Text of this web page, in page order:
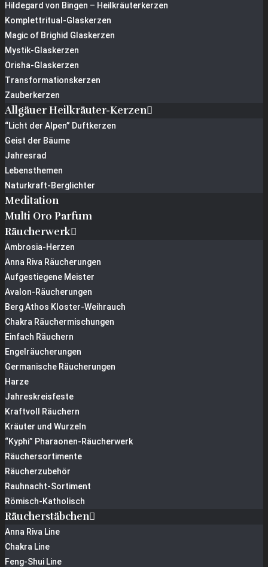
Hildegard von Bingen – Heilkräuterkerzen
Komplettritual-Glaskerzen
Magic of Brighid Glaskerzen
Mystik-Glaskerzen
Orisha-Glaskerzen
Transformationskerzen
Zauberkerzen
Allgäuer Heilkräuter-Kerzen
“Licht der Alpen” Duftkerzen
Geist der Bäume
Jahresrad
Lebensthemen
Naturkraft-Berglichter
Meditation
Multi Oro Parfum
Räucherwerk
Ambrosia-Herzen
Anna Riva Räucherungen
Aufgestiegene Meister
Avalon-Räucherungen
Berg Athos Kloster-Weihrauch
Chakra Räuchermischungen
Einfach Räuchern
Engelräucherungen
Germanische Räucherungen
Harze
Jahreskreisfeste
Kraftvoll Räuchern
Kräuter und Wurzeln
“Kyphi” Pharaonen-Räucherwerk
Räuchersortimente
Räucherzubehör
Rauhnacht-Sortiment
Römisch-Katholisch
Räucherstäbchen
Anna Riva Line
Chakra Line
Feng-Shui Line